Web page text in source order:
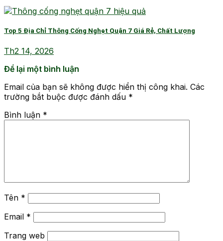
Top 5 Địa Chỉ Thông Cống Nghẹt Quận 7 Giá Rẻ, Chất Lượng
Th2 14, 2026
Để lại một bình luận
Email của bạn sẽ không được hiển thị công khai. Các
trường bắt buộc được đánh dấu *
Bình luận *
Tên *
Email *
Trang web